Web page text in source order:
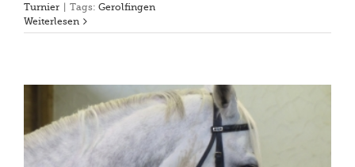
Turnier
Tags: Gerolfingen
Weiterlesen